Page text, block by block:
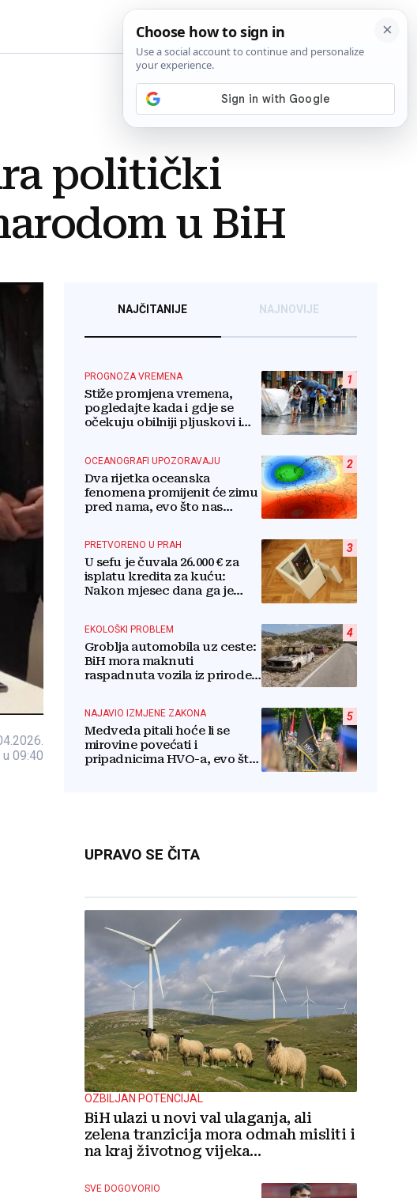
politički
u BiH
u 09:40
NAJČITANIJE NAJNOVIJE
1
PROGNOZA VREMENA
Stiže promjena vremena,
pogledajte kada i gdje se
očekuju obilniji pljuskovi i
2
OCEANOGRAFI UPOZORAVAJU
Dva rijetka oceanska
fenomena promijenit će zimu
pred nama, evo što nas
3
PRETVORENO U PRAH
U sefu je čuvala 26.000 € za
isplatu kredita za kuću:
Nakon mjesec dana ga je
4
EKOLOŠKI PROBLEM
Groblja automobila uz ceste:
BiH mora maknuti
raspadnuta vozila iz prirode i
5
NAJAVIO IZMJENE ZAKONA
Medveda pitali hoće li se
mirovine povećati i
pripadnicima HVO-a, evo što
UPRAVO SE ČITA
OZBILJAN POTENCIJAL
BiH ulazi u novi val ulaganja, ali
zelena tranzicija mora odmah misliti i
na kraj životnog vijeka
SVE DOGOVORIO